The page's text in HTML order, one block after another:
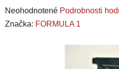
Priemerné
hodnotenie
Neohodnotené Podrobnosti
Značka: FORMULA 1